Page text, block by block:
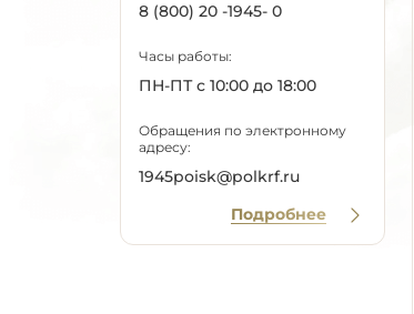
8 (800) 20 -1945- 0
Часы работы:
ПН-ПТ с 10:00 до 18:00
Обращения по электронному
адресу:
1945poisk@polkrf.ru
Подробнее